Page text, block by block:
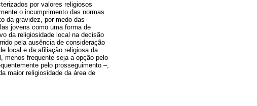
por valores religiosos
o incumprimento das normas
da gravidez, por medo das
jovens como uma forma de
da religiosidade local na decisão
pela ausência de consideração
local e da afiliação religiosa da
menos frequente seja a opção pelo
pelo prosseguimento –,
maior religiosidade da área de